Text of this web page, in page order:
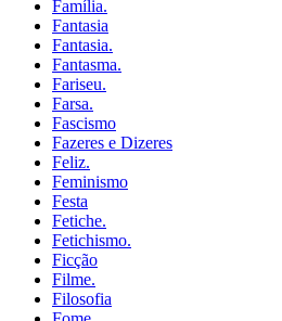
Família.
Fantasia
Fantasia.
Fantasma.
Fariseu.
Farsa.
Fascismo
Fazeres e Dizeres
Feliz.
Feminismo
Festa
Fetiche.
Fetichismo.
Ficção
Filme.
Filosofia